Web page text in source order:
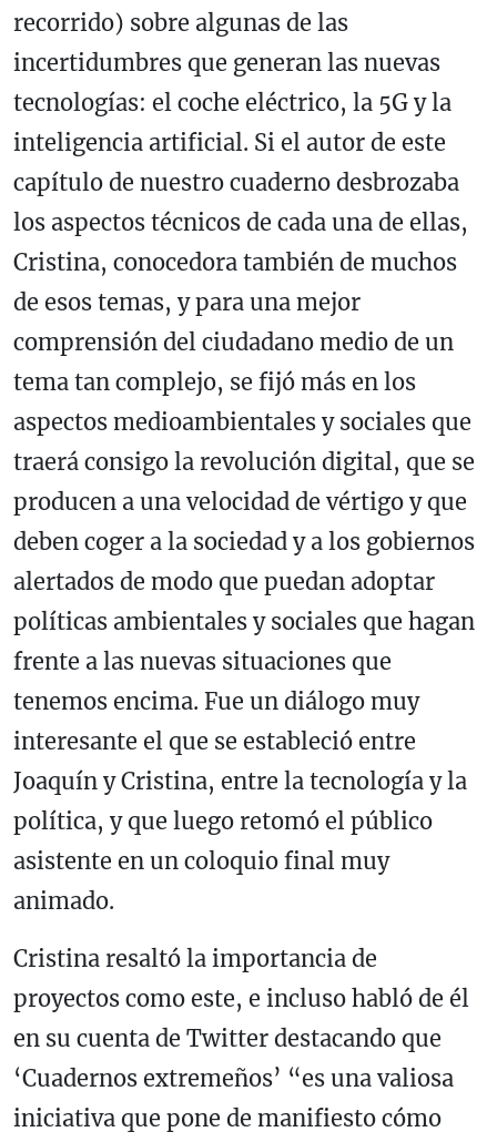
recorrido) sobre algunas de las
incertidumbres que generan las nuevas
tecnologías: el coche eléctrico, la 5G y la
inteligencia artificial. Si el autor de este
capítulo de nuestro cuaderno desbrozaba
los aspectos técnicos de cada una de ellas,
Cristina, conocedora también de muchos
de esos temas, y para una mejor
comprensión del ciudadano medio de un
tema tan complejo, se fijó más en los
aspectos medioambientales y sociales que
traerá consigo la revolución digital, que se
producen a una velocidad de vértigo y que
deben coger a la sociedad y a los gobiernos
alertados de modo que puedan adoptar
políticas ambientales y sociales que hagan
frente a las nuevas situaciones que
tenemos encima. Fue un diálogo muy
interesante el que se estableció entre
Joaquín y Cristina, entre la tecnología y la
política, y que luego retomó el público
asistente en un coloquio final muy
animado.
Cristina resaltó la importancia de
proyectos como este, e incluso habló de él
en su cuenta de Twitter destacando que
‘Cuadernos extremeños’ “es una valiosa
iniciativa que pone de manifiesto cómo